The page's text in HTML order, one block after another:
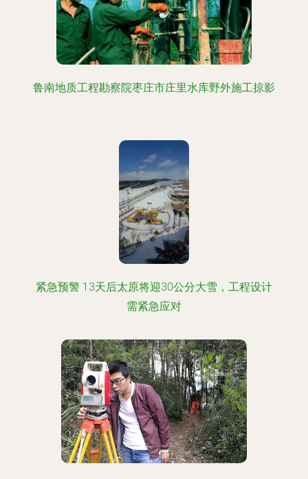
鲁南地质工程勘察院枣庄市庄里水库野外施工掠影
紧急预警 13天后太原将迎30公分大雪，工程设计
需紧急应对